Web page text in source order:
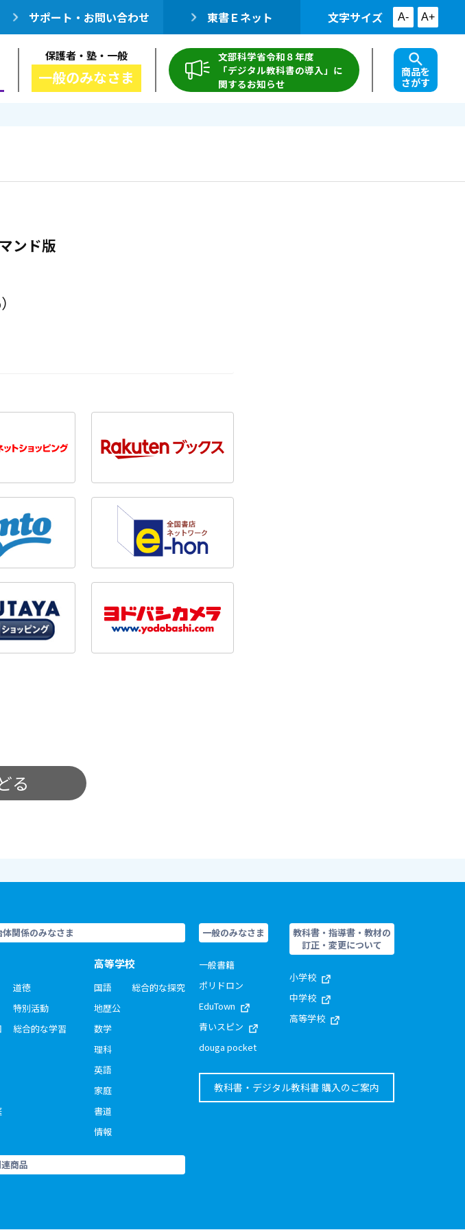
サポート・お問い合わせ 東書Ｅネット 文字サイズ A- A+
保護者・塾・一般
一般のみなさま
文部科学省令和８年度
「デジタル教科書の導入」に
関するお知らせ
商品を
さがす
ンド版
る
関係のみなさま
道徳
特別活動
総合的な学習
高等学校
国語
地歴公
数学
理科
英語
家庭
書道
情報
総合的な探究
商品
一般のみなさま
一般書籍
ポリドロン
EduTown
青いスピン
douga pocket
教科書・指導書・教材の
訂正・変更について
小学校
中学校
高等学校
教科書・デジタル教科書 購入のご案内